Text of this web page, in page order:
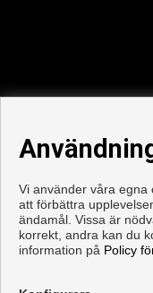
Våningen
Juridisk information
Vi använder våra egna
att förbättra
ändamål. Vissa är
korrekt, andra kan du
information på Policy